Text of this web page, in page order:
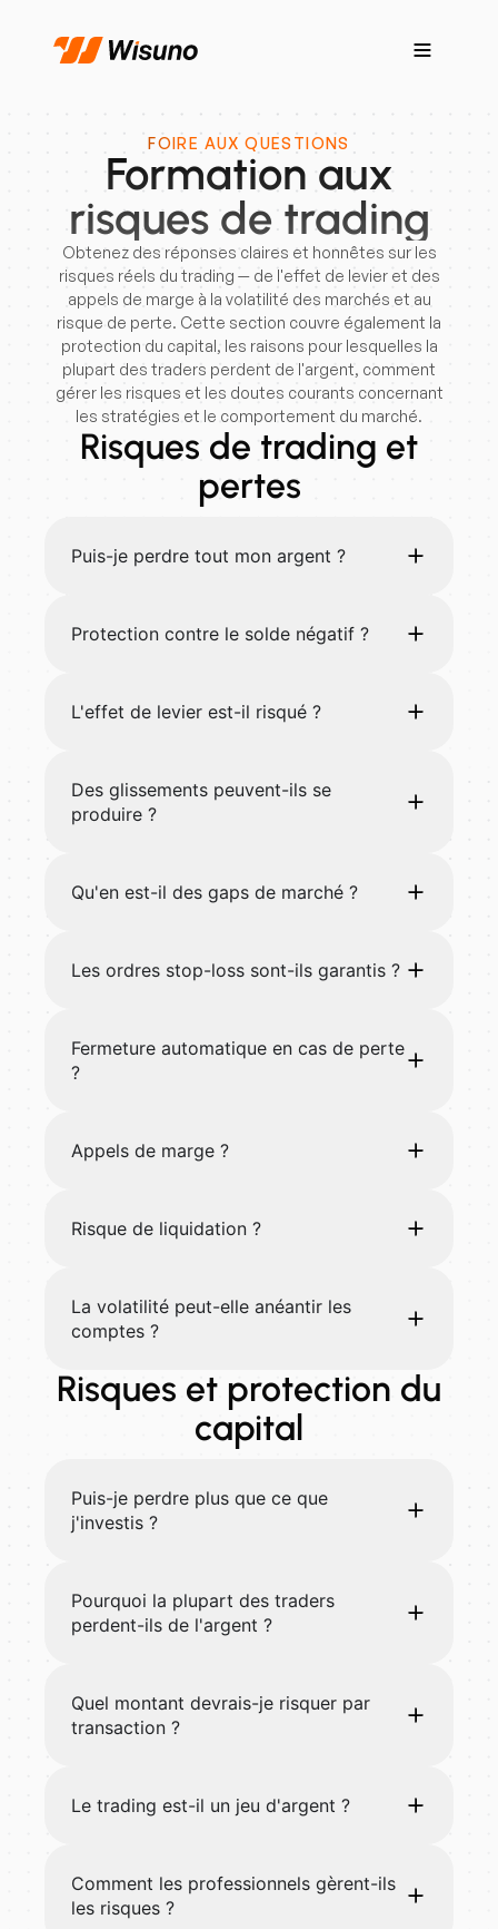
FOIRE AUX QUESTIONS
Formation aux
risques de trading
Obtenez des réponses claires et honnêtes sur les
risques réels du trading — de l'effet de levier et des
appels de marge à la volatilité des marchés et au
risque de perte. Cette section couvre également la
protection du capital, les raisons pour lesquelles la
plupart des traders perdent de l'argent, comment
gérer les risques et les doutes courants concernant
les stratégies et le comportement du marché.
Risques de trading et
pertes
Puis-je perdre tout mon argent ?
Protection contre le solde négatif ?
L'effet de levier est-il risqué ?
Des glissements peuvent-ils se
produire ?
Qu'en est-il des gaps de marché ?
Les ordres stop-loss sont-ils garantis ?
Fermeture automatique en cas de perte
?
Appels de marge ?
Risque de liquidation ?
La volatilité peut-elle anéantir les
comptes ?
Risques et protection du
capital
Puis-je perdre plus que ce que
j'investis ?
Pourquoi la plupart des traders
perdent-ils de l'argent ?
Quel montant devrais-je risquer par
transaction ?
Le trading est-il un jeu d'argent ?
Comment les professionnels gèrent-ils
les risques ?